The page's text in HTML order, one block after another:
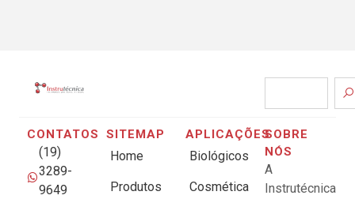
CONTATOS
(19)
3289-
9649
SITEMAP
Home
Produtos
APLICAÇÕES
Biológicos
Cosmética
SOBRE
NÓS
A
Instrutécnica